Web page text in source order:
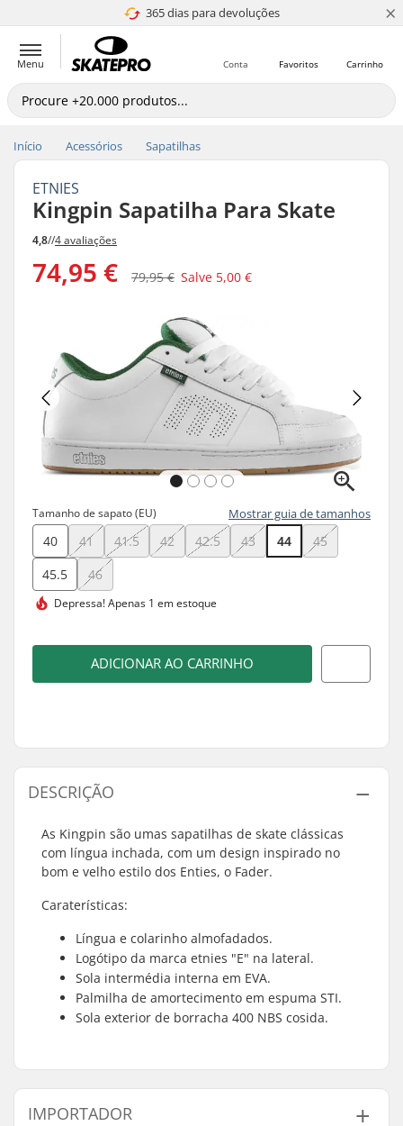
365 dias para devoluções
4.8 de 5 ×
Menu Carrinho
Favoritos
Conta
Início Acessórios Sapatilhas
ETNIES
Kingpin Sapatilha Para Skate
4,8//4 avaliações
74,95 € 79,95 € Salve 5,00 €
Tamanho de sapato (EU) Mostrar guia de tamanhos
40 41 41.5 42 42.5 43 44
45
45.5
46
Depressa!Apenas 1 em estoque
ADICIONAR AO CARRINHO
DESCRIÇÃO
As Kingpin são umas sapatilhas de skate clássicas
com língua inchada, com um design inspirado no
bom e velho estilo dos Enties, o Fader.
Caraterísticas:
Língua e colarinho almofadados.
Logótipo da marca etnies "E" na lateral.
Sola intermédia interna em EVA.
Palmilha de amortecimento em espuma STI.
Sola exterior de borracha 400 NBS cosida.
IMPORTADOR